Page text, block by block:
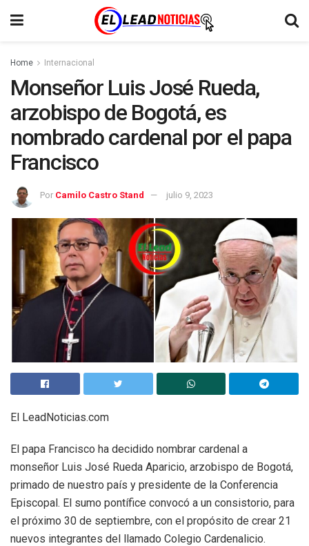
Home Internacional
Monseñor Luis José Rueda,
arzobispo de Bogotá, es
nombrado cardenal por el papa
Francisco
Por Camilo Castro Stand julio 9, 2023
El LeadNoticias.com
El papa Francisco ha decidido nombrar cardenal a
monseñor Luis José Rueda Aparicio, arzobispo de Bogotá,
primado de nuestro país y presidente de la Conferencia
Episcopal. El sumo pontífice convocó a un consistorio, para
el próximo 30 de septiembre, con el propósito de crear 21
nuevos integrantes del llamado Colegio Cardenalicio.